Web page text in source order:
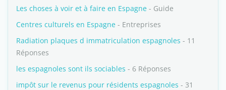
Les choses à voir et à faire en Espagne - Guide
Centres culturels en Espagne - Entreprises
Radiation plaques d immatriculation espagnoles - 11
Réponses
les espagnoles sont ils sociables - 6 Réponses
impôt sur le revenus pour résidents espagnoles - 31